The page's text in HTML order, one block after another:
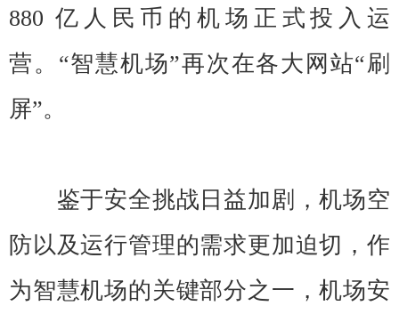
880 亿人民币的机场正式投入运
营。“智慧机场”再次在各大网站“刷
屏”。
鉴于安全挑战日益加剧，机场空
防以及运行管理的需求更加迫切，作
为智慧机场的关键部分之一，机场安